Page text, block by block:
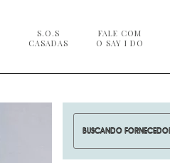
S.O.S
CASADAS
FALE COM
O SAY I DO